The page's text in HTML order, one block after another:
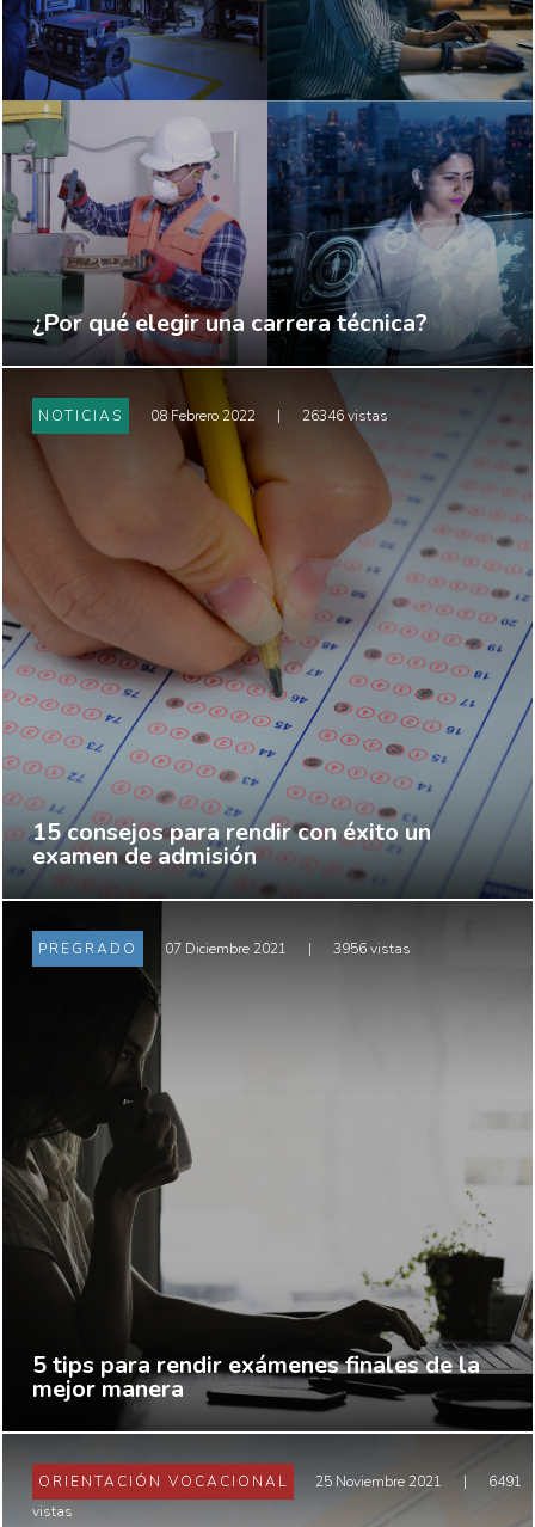
¿Por qué elegir una carrera técnica?
NOTICIAS 08 Febrero 2022 | 26346 vistas
15 consejos para rendir con éxito un
examen de admisión
PREGRADO 07 Diciembre 2021 | 3956 vistas
5 tips para rendir exámenes finales de la
mejor manera
ORIENTACIÓN VOCACIONAL 25 Noviembre 2021 |
6491
vistas